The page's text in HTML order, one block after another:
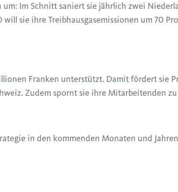
Im Schnitt saniert sie jährlich zwei
sie ihre Treibhausgasemissionen um 70
Franken unterstützt. Damit fördert sie
Zudem spornt sie ihre Mitarbeitenden
in den kommenden Monaten und